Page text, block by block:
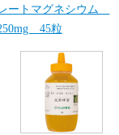
ートマグネシウム
45粒